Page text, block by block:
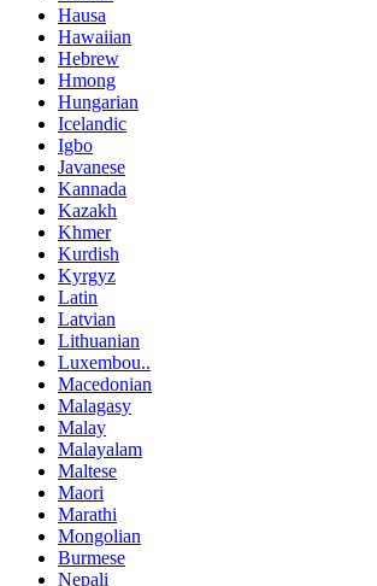
Hausa
Hawaiian
Hebrew
Hmong
Hungarian
Icelandic
Igbo
Javanese
Kannada
Kazakh
Khmer
Kurdish
Kyrgyz
Latin
Latvian
Lithuanian
Luxembou..
Macedonian
Malagasy
Malay
Malayalam
Maltese
Maori
Marathi
Mongolian
Burmese
Nepali